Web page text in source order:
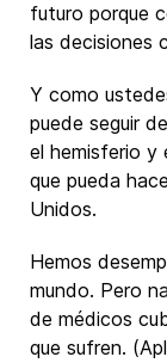
futuro porque
las decisiones
Y como
puede seguir
el hemisferio y
que pueda
Unidos.
Hemos
mundo. Pero
de médicos
que sufren.